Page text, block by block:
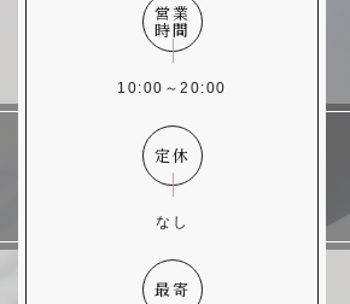
営業
時間
10:00～20:00
定休
なし
最寄